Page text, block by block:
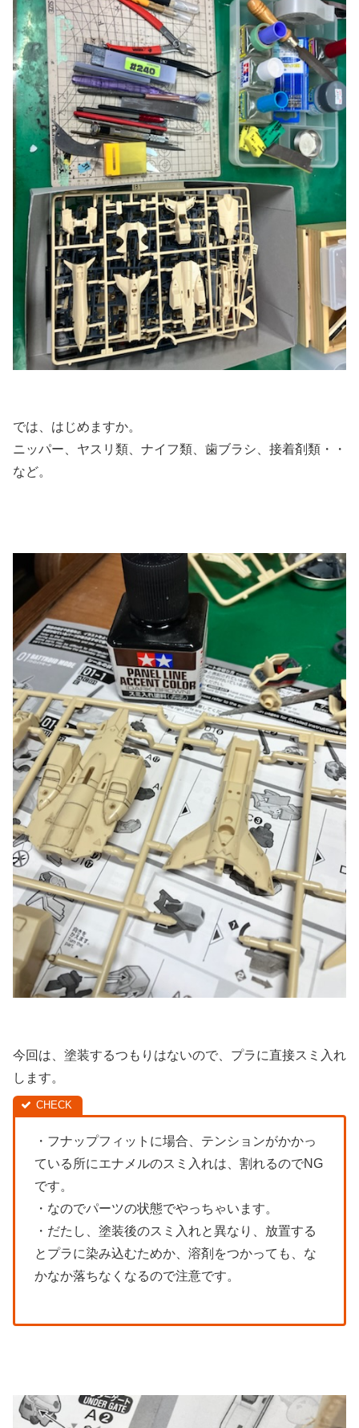
では、はじめますか。
ニッパー、ヤスリ類、ナイフ類、歯ブラシ、接着剤類・・
など。
今回は、塗装するつもりはないので、プラに直接スミ入れ
します。
・フナップフィットに場合、テンションがかかっ
ている所にエナメルのスミ入れは、割れるのでNG
です。
・なのでパーツの状態でやっちゃいます。
・だたし、塗装後のスミ入れと異なり、放置する
とプラに染み込むためか、溶剤をつかっても、な
かなか落ちなくなるので注意です。